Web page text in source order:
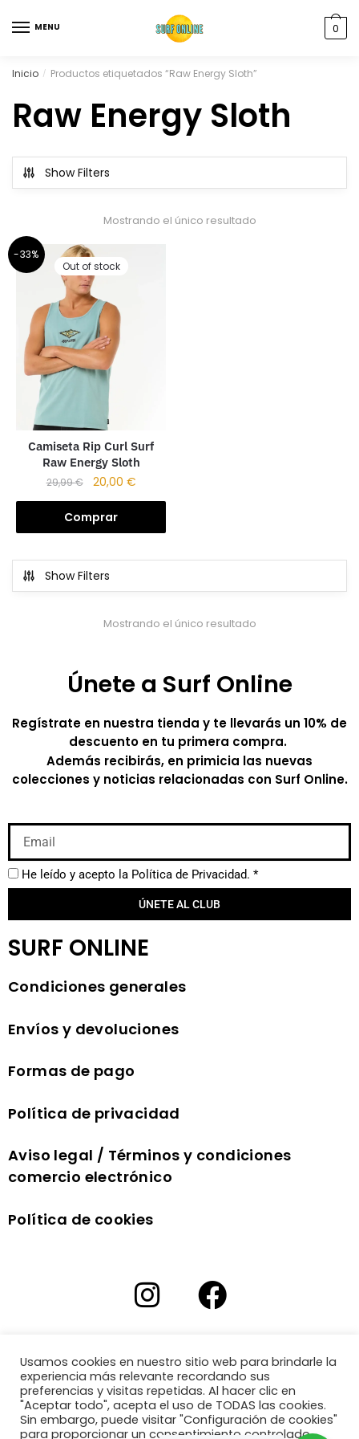
MENU 0
Inicio / Productos etiquetados “Raw Energy Sloth”
Raw Energy Sloth
Show Filters
Mostrando el único resultado
-33%
Out of stock
Camiseta Rip Curl Surf
Raw Energy Sloth
29,99€ 20,00 €
Comprar
Show Filters
Mostrando el único resultado
Únete a Surf Online
Regístrate en nuestra tienda y te llevarás un 10% de
descuento en tu primera compra.
Además recibirás, en primicia las nuevas
colecciones y noticias relacionadas con Surf Online.
He leído y acepto la Política de Privacidad. *
ÚNETE AL CLUB
SURF ONLINE
Condiciones generales
Envíos y devoluciones
Formas de pago
Política de privacidad
Aviso legal / Términos y condiciones
comercio electrónico
Política de cookies
Usamos cookies en nuestro sitio web para brindarle la
experiencia más relevante recordando sus
preferencias y visitas repetidas. Al hacer clic en
"Aceptar todo", acepta el uso de TODAS las cookies.
Sin embargo, puede visitar "Configuración de cookies"
para proporcionar un consentimiento controlado.